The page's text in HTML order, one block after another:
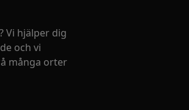
Vi hjälper dig
och vi
många orter